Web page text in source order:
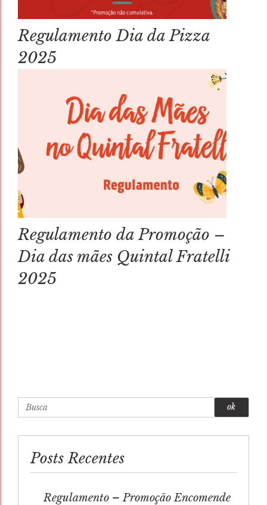
Regulamento Dia da Pizza
2025
Regulamento da Promoção –
Dia das mães Quintal Fratelli
2025
Busca
Posts Recentes
Regulamento – Promoção Encomende